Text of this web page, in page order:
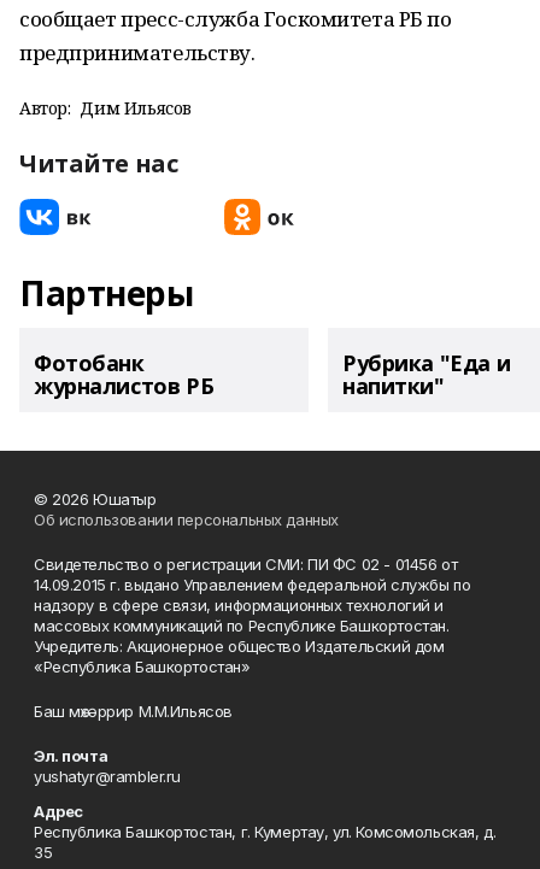
сообщает пресс-служба Госкомитета РБ по
предпринимательству.
Автор: Дим Ильясов
Читайте нас
Партнеры
Фотобанк
журналистов РБ
Рубрика "Еда и
напитки"
© 2026 Юшатыр
Об использовании персональных данных
Свидетельство о регистрации СМИ: ПИ ФС 02 - 01456 от
14.09.2015 г. выдано Управлением федеральной службы по
надзору в сфере связи, информационных технологий и
массовых коммуникаций по Республике Башкортостан.
Учредитель: Акционерное общество Издательский дом
«Республика Башкортостан»
Баш мөхәррир М.М.Ильясов
Эл. почта
yushatyr@rambler.ru
Адрес
Республика Башкортостан, г. Кумертау, ул. Комсомольская, д.
35